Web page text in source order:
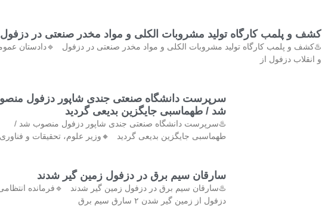
کشف و پلمب کارگاه تولید مشروبات الکلی و مواد مخدر صنعتی در دزفول
♨️کشف و پلمب کارگاه تولید مشروبات الکلی و مواد مخدر صنعتی در دزفول 🔹دادستان
و انقلاب دزفول از
سرپرست دانشگاه صنعتی جندی شاپور دزفول
شد / طهماسبی جایگزین بدیعی گردید
♨️سرپرست دانشگاه صنعتی جندی شاپور دزفول منصوب شد /
طهماسبی جایگزین بدیعی گردید 🔸وزیر علوم، تحقیقات و فناوری
سارقان سیم برق در دزفول زمین گیر شدند
♨️سارقان سیم برق در دزفول زمین گیر شدند 🔹فرمانده
دزفول از زمین گیر شدن ۲ سارق سیم برق